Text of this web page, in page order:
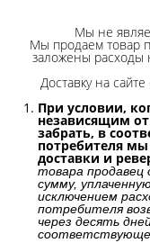
Мы не
Мы продаем товар
заложены расходы
Доставку на
При условии,
независящим
забрать, в
потребителя
доставки и
товара
сумму,
исключением
потребителя
через десять